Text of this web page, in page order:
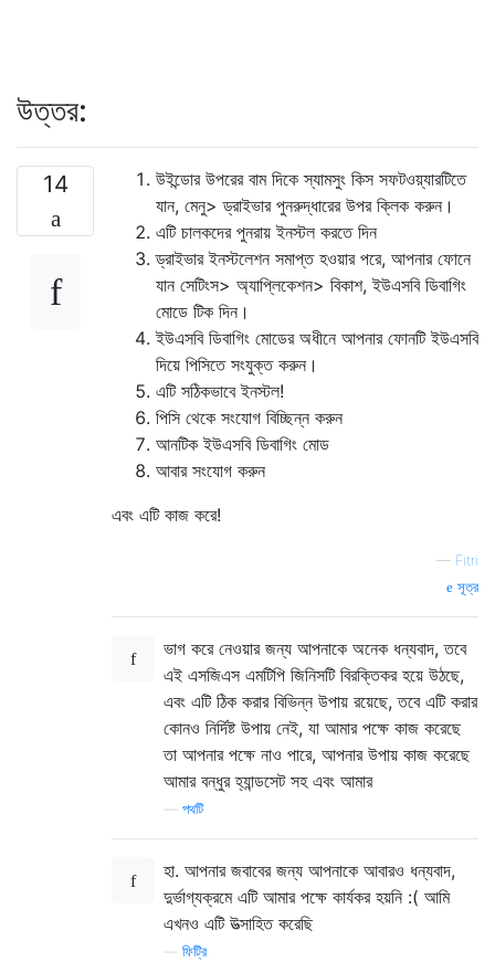
উত্তর:
14
উইন্ডোর উপরের বাম দিকে স্যামসুং কিস সফটওয়্যারটিতে
যান, মেনু> ড্রাইভার পুনরুদ্ধারের উপর ক্লিক করুন।
এটি চালকদের পুনরায় ইনস্টল করতে দিন
ড্রাইভার ইনস্টলেশন সমাপ্ত হওয়ার পরে, আপনার ফোনে
যান সেটিংস> অ্যাপ্লিকেশন> বিকাশ, ইউএসবি ডিবাগিং
মোডে টিক দিন।
ইউএসবি ডিবাগিং মোডের অধীনে আপনার ফোনটি ইউএসবি
দিয়ে পিসিতে সংযুক্ত করুন।
এটি সঠিকভাবে ইনস্টল!
পিসি থেকে সংযোগ বিচ্ছিন্ন করুন
আনটিক ইউএসবি ডিবাগিং মোড
আবার সংযোগ করুন
এবং এটি কাজ করে!
— Fitri
সূত্র
ভাগ করে নেওয়ার জন্য আপনাকে অনেক ধন্যবাদ, তবে
এই এসজিএস এমটিপি জিনিসটি বিরক্তিকর হয়ে উঠছে,
এবং এটি ঠিক করার বিভিন্ন উপায় রয়েছে, তবে এটি করার
কোনও নির্দিষ্ট উপায় নেই, যা আমার পক্ষে কাজ করেছে
তা আপনার পক্ষে নাও পারে, আপনার উপায় কাজ করেছে
আমার বন্ধুর হ্যান্ডসেট সহ এবং আমার
পথটি
হা. আপনার জবাবের জন্য আপনাকে আবারও ধন্যবাদ,
দুর্ভাগ্যক্রমে এটি আমার পক্ষে কার্যকর হয়নি :( আমি
এখনও এটি উত্সাহিত করেছি
ফিট্রি